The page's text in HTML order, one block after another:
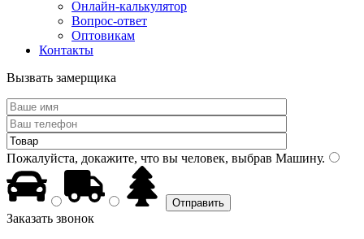
Онлайн-калькулятор
Вопрос-ответ
Оптовикам
Контакты
Вызвать замерщика
Пожалуйста, докажите, что вы человек, выбрав Машину.
Заказать звонок